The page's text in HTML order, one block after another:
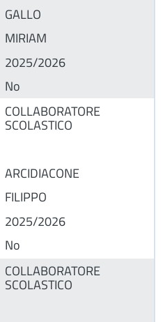
GALLO
MIRIAM
2025/2026
No
COLLABORATORE
SCOLASTICO
ARCIDIACONE
FILIPPO
2025/2026
No
COLLABORATORE
SCOLASTICO